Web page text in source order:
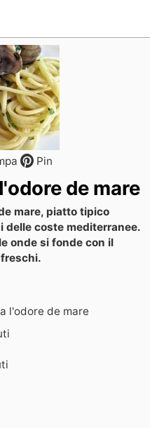
Pin
de mare
mare, piatto tipico
delle coste mediterranee.
onde si fonde con il
l'odore de mare